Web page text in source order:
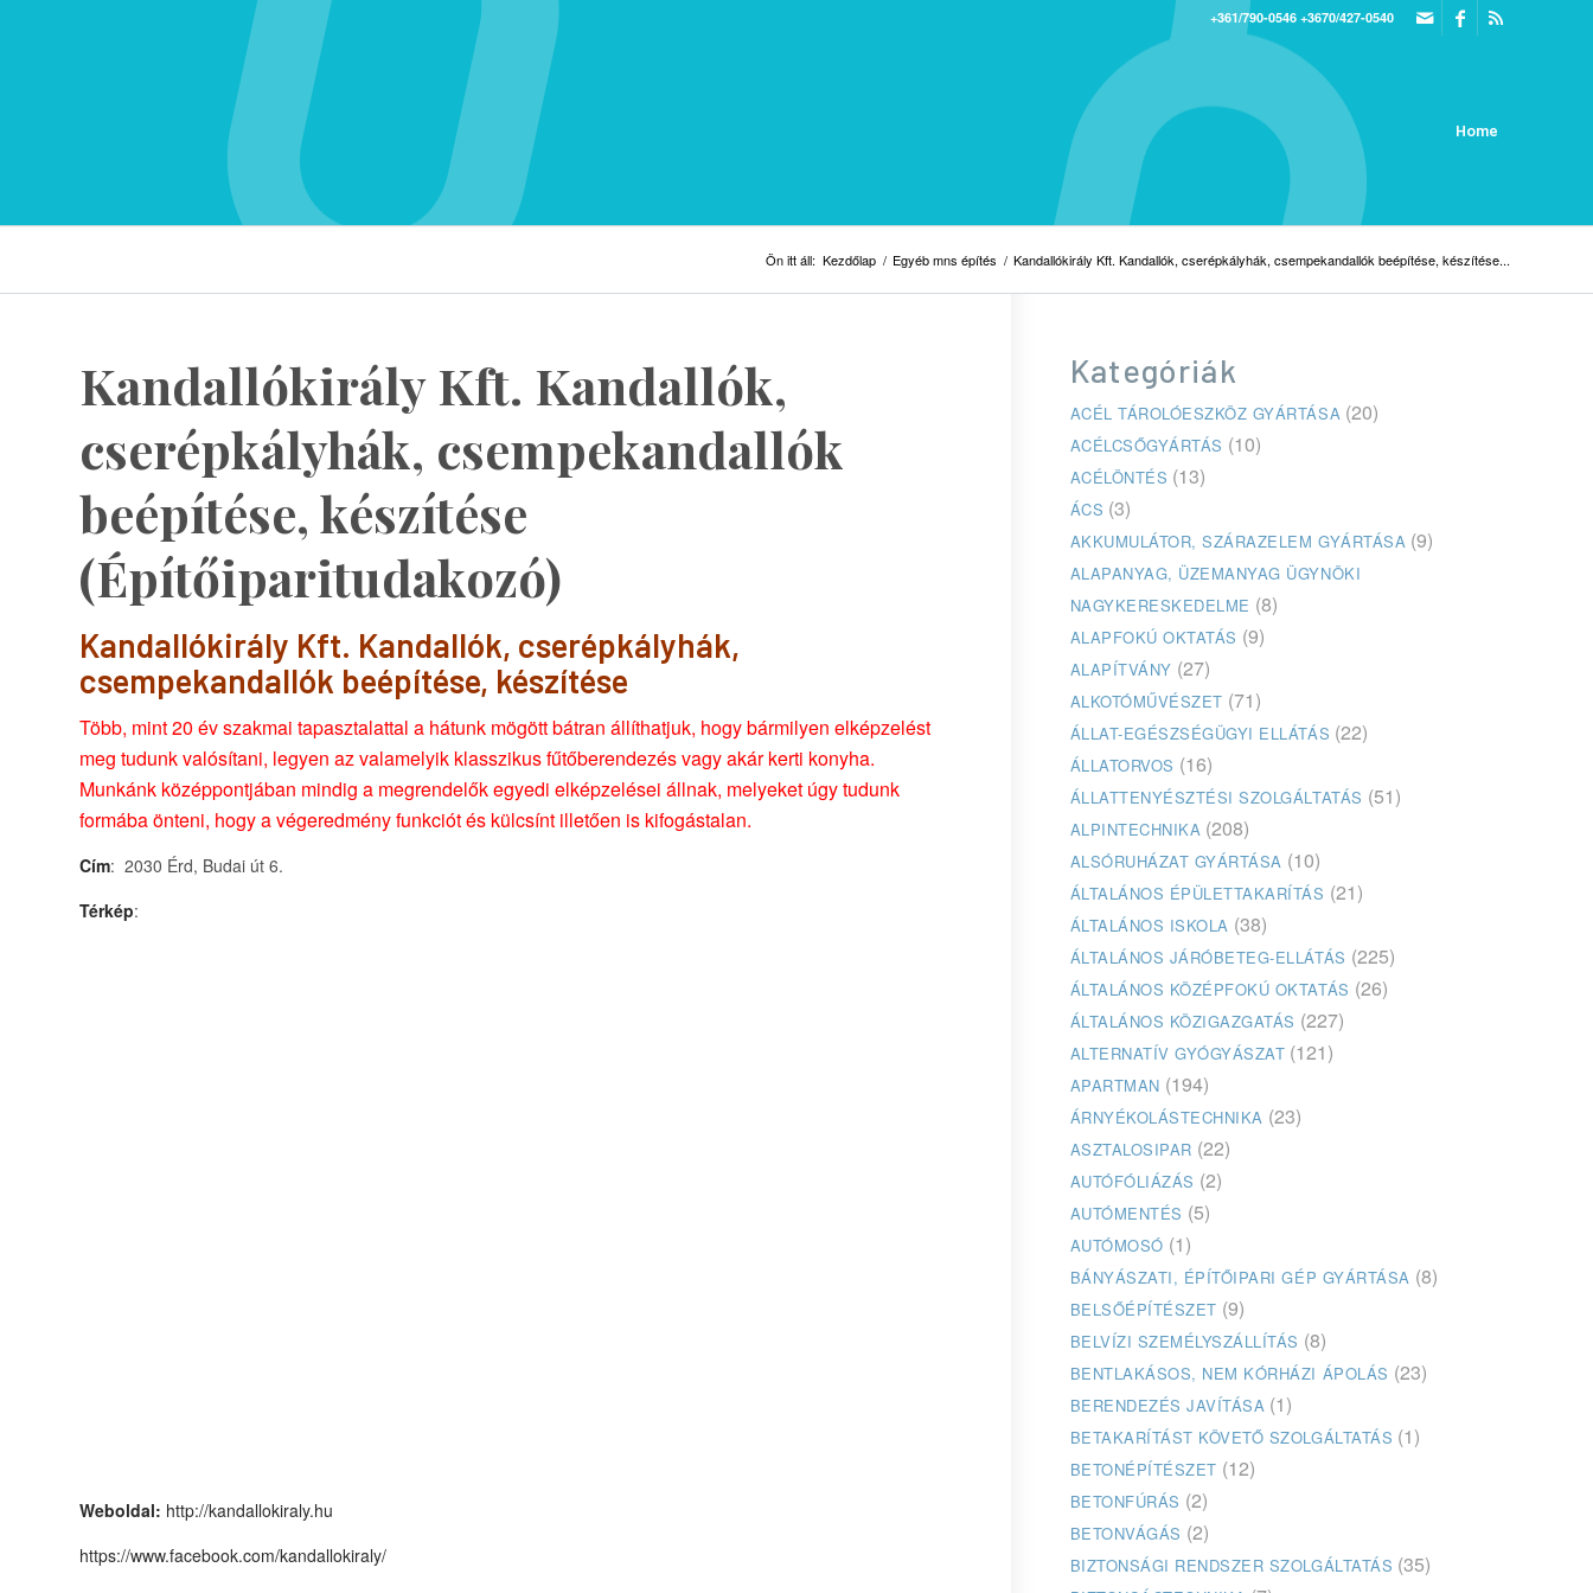
+361/790-0546 +3670/427-0540
Home
Ön itt áll: Kezdőlap / Egyéb mns építés / Kandallókirály Kft. Kandallók, cserépkályhák, csempekandallók beépítése, készítése...
Kandallókirály Kft. Kandallók,
cserépkályhák, csempekandallók
beépítése, készítése
(Építőiparitudakozó)
Kandallókirály Kft. Kandallók, cserépkályhák,
csempekandallók beépítése, készítése
Több, mint 20 év szakmai tapasztalattal a hátunk mögött bátran állíthatjuk, hogy bármilyen elképzelést
meg tudunk valósítani, legyen az valamelyik klasszikus fűtőberendezés vagy akár kerti konyha.
Munkánk középpontjában mindig a megrendelők egyedi elképzelései állnak, melyeket úgy tudunk
formába önteni, hogy a végeredmény funkciót és külcsínt illetően is kifogástalan.
Cím: 2030 Érd, Budai út 6.
Térkép:
Weboldal: http://kandallokiraly.hu
https://www.facebook.com/kandallokiraly/
Kategóriák
ACÉL TÁROLÓESZKÖZ GYÁRTÁSA (20)
ACÉLCSŐGYÁRTÁS (10)
ACÉLÖNTÉS (13)
ÁCS (3)
AKKUMULÁTOR, SZÁRAZELEM GYÁRTÁSA (9)
ALAPANYAG, ÜZEMANYAG ÜGYNÖKI
NAGYKERESKEDELME (8)
ALAPFOKÚ OKTATÁS (9)
ALAPÍTVÁNY (27)
ALKOTÓMŰVÉSZET (71)
ÁLLAT-EGÉSZSÉGÜGYI ELLÁTÁS (22)
ÁLLATORVOS (16)
ÁLLATTENYÉSZTÉSI SZOLGÁLTATÁS (51)
ALPINTECHNIKA (208)
ALSÓRUHÁZAT GYÁRTÁSA (10)
ÁLTALÁNOS ÉPÜLETTAKARÍTÁS (21)
ÁLTALÁNOS ISKOLA (38)
ÁLTALÁNOS JÁRÓBETEG-ELLÁTÁS (225)
ÁLTALÁNOS KÖZÉPFOKÚ OKTATÁS (26)
ÁLTALÁNOS KÖZIGAZGATÁS (227)
ALTERNATÍV GYÓGYÁSZAT (121)
APARTMAN (194)
ÁRNYÉKOLÁSTECHNIKA (23)
ASZTALOSIPAR (22)
AUTÓFÓLIÁZÁS (2)
AUTÓMENTÉS (5)
AUTÓMOSÓ (1)
BÁNYÁSZATI, ÉPÍTŐIPARI GÉP GYÁRTÁSA (8)
BELSŐÉPÍTÉSZET (9)
BELVÍZI SZEMÉLYSZÁLLÍTÁS (8)
BENTLAKÁSOS, NEM KÓRHÁZI ÁPOLÁS (23)
BERENDEZÉS JAVÍTÁSA (1)
BETAKARÍTÁST KÖVETŐ SZOLGÁLTATÁS (1)
BETONÉPÍTÉSZET (12)
BETONFÚRÁS (2)
BETONVÁGÁS (2)
BIZTONSÁGI RENDSZER SZOLGÁLTATÁS (35)